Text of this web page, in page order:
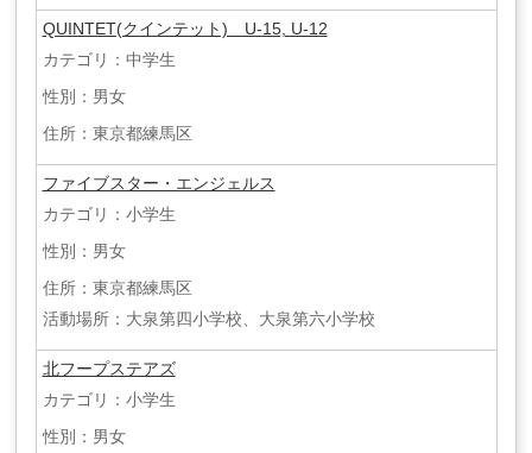
QUINTET(クインテット) U-15, U-12
カテゴリ：中学生
性別：男女
住所：東京都練馬区
ファイブスター・エンジェルス
カテゴリ：小学生
性別：男女
住所：東京都練馬区
活動場所：大泉第四小学校、大泉第六小学校
北フープステアズ
カテゴリ：小学生
性別：男女